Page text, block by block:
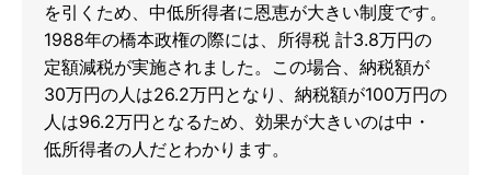
を引くため、中低所得者に恩恵が大きい制度です。
1988年の橋本政権の際には、所得税 計3.8万円の
定額減税が実施されました。この場合、納税額が
30万円の人は26.2万円となり、納税額が100万円の
人は96.2万円となるため、効果が大きいのは中・
低所得者の人だとわかります。